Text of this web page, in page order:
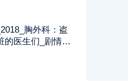
胸外科：盗
的医生们_剧情_